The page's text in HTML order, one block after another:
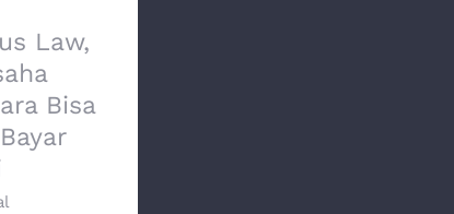
Law,
Bisa